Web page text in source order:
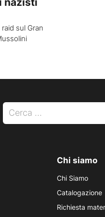
sul Gran
Ricerca per:
Chi siamo
Chi Siamo
Catalogazione
Richiesta